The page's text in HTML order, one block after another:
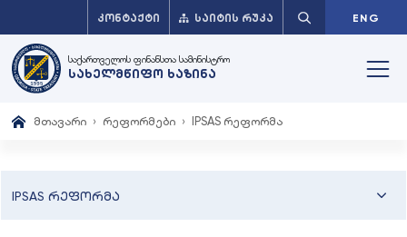
ᲙᲝᲜᲢᲐᲥᲢᲘ ᲡᲐᲘᲢᲘᲡ ᲠᲣᲙᲐ ENG
საქართველოს ფინანსთა სამინისტრო
სახელმწიფო ხაზინა
მთავარი რეფორმები IPSAS რეფორმა
IPSAS რეფორმა